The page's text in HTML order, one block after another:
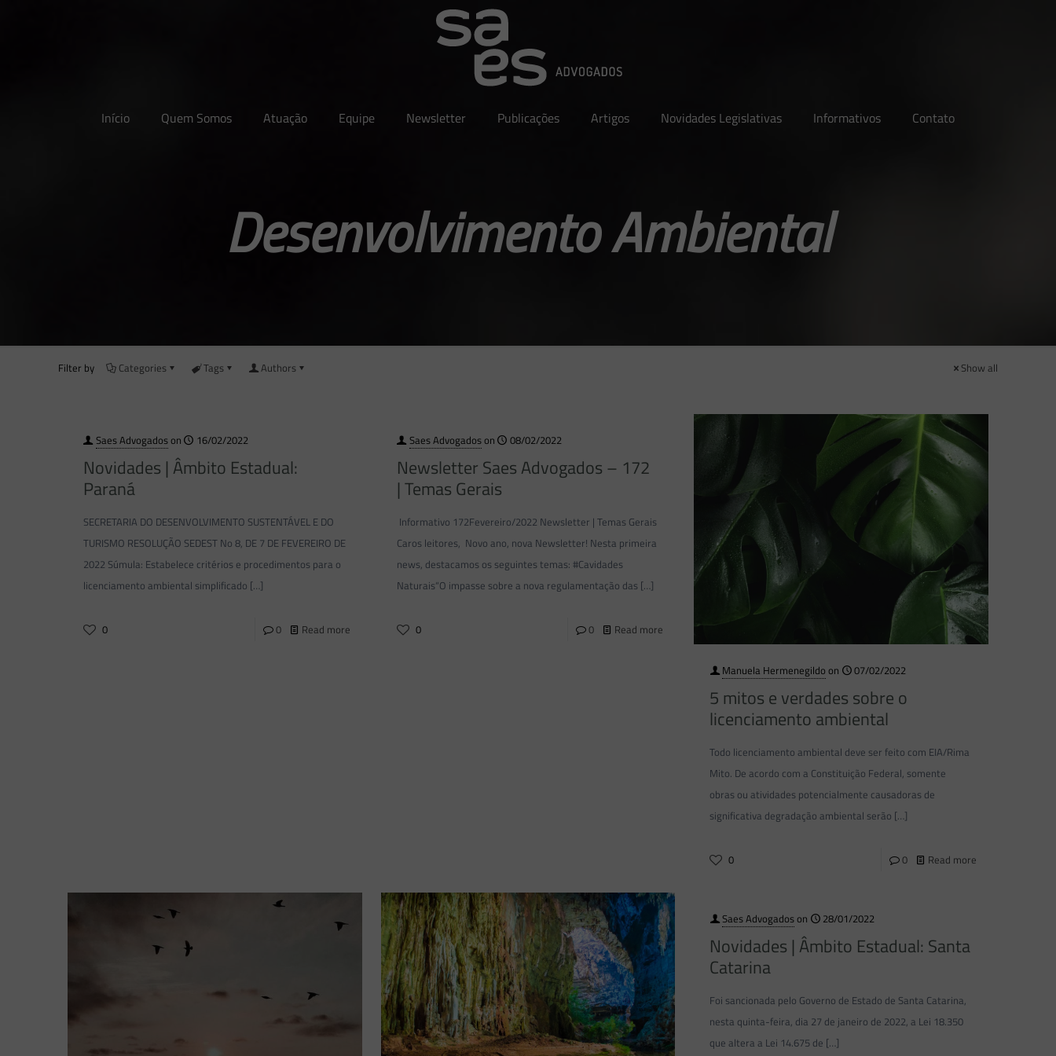
Início Quem Somos Atuação Equipe Newsletter Publicações Artigos Novidades Legislativas Informativos Contato
Desenvolvimento Ambiental
Filter by Categories Tags Authors Show all
Saes Advogadoson 16/02/2022
Novidades | Âmbito Estadual:
Paraná
SECRETARIA DO DESENVOLVIMENTO SUSTENTÁVEL E DO
TURISMO RESOLUÇÃO SEDEST No 8, DE 7 DE FEVEREIRO DE
2022 Súmula: Estabelece critérios e procedimentos para o
licenciamento ambiental simplificado […]
0 0 Read more
Saes Advogadoson 08/02/2022
Newsletter Saes Advogados – 172
| Temas Gerais
Informativo 172Fevereiro/2022 Newsletter | Temas Gerais
Caros leitores, Novo ano, nova Newsletter! Nesta primeira
news, destacamos os seguintes temas: #Cavidades
Naturais“O impasse sobre a nova regulamentação das […]
0 0 Read more
Manuela Hermenegildo on 07/02/2022
5 mitos e verdades sobre o
licenciamento ambiental
Todo licenciamento ambiental deve ser feito com EIA/Rima
Mito. De acordo com a Constituição Federal, somente
obras ou atividades potencialmente causadoras de
significativa degradação ambiental serão […]
0 0 Read more
Saes Advogadoson 28/01/2022
Novidades | Âmbito Estadual: Santa
Catarina
Foi sancionada pelo Governo de Estado de Santa Catarina,
nesta quinta-feira, dia 27 de janeiro de 2022, a Lei 18.350
que altera a Lei 14.675 de […]